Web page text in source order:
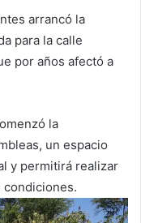
arrancó la
para la calle
por años afectó a
la
un espacio
y permitirá realizar
condiciones.